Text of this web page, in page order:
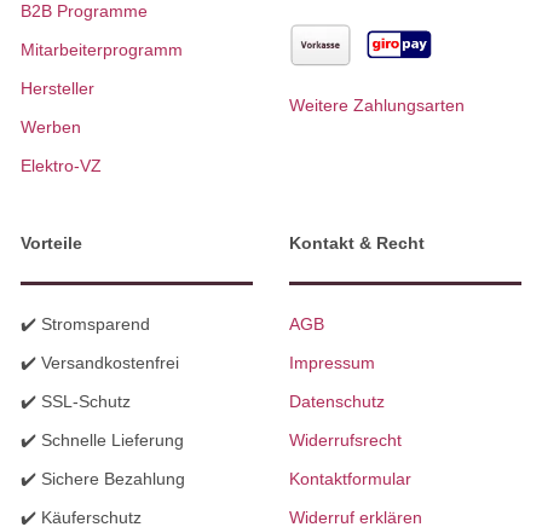
B2B Programme
Mitarbeiterprogramm
Hersteller
Werben
Elektro-VZ
Weitere Zahlungsarten
Vorteile
✔️ Stromsparend
✔️ Versandkostenfrei
✔️ SSL-Schutz
✔️ Schnelle Lieferung
✔️ Sichere Bezahlung
✔️ Käuferschutz
Kontakt & Recht
AGB
Impressum
Datenschutz
Widerrufsrecht
Kontaktformular
Widerruf erklären